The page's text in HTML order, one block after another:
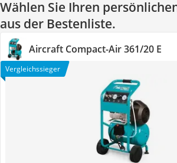
Wählen Sie Ihren
aus der Bestenliste.
Aircraft Compact-Air 361/20 E
Vergleichssieger